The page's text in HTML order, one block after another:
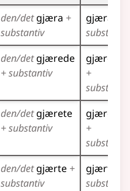
den/detgjæra +
substantiv
gjæra
substantiv
den/detgjærede
+ substantiv
gjærede
+
substantiv
den/detgjærete
+ substantiv
gjærete
+
substantiv
den/detgjærte +
substantiv
gjærte
substantiv